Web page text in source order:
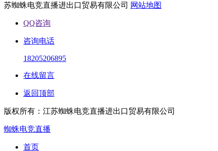
苏蜘蛛电竞直播进出口贸易有限公司 网站地图
QQ咨询
咨询电话
18205206895
在线留言
返回顶部
版权所有：江苏蜘蛛电竞直播进出口贸易有限公司
蜘蛛电竞直播
首页